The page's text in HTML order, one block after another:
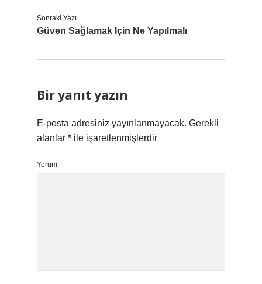
Sonraki Yazı
Güven Sağlamak Için Ne Yapılmalı
Bir yanıt yazın
E-posta adresiniz yayınlanmayacak. Gerekli
alanlar * ile işaretlenmişlerdir
Yorum